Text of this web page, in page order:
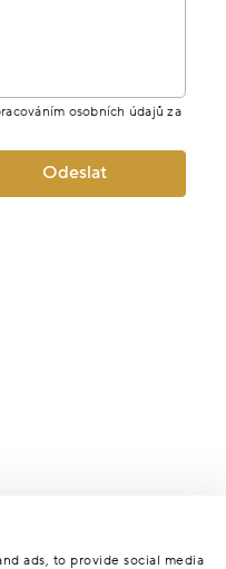
ads, to provide social media
osobních údajů za
Odeslat